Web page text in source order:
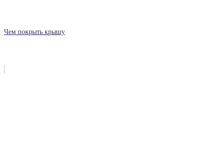
Чем покрыть крышу